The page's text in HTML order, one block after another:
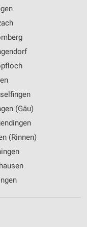
(Gäu)
(Rinnen)